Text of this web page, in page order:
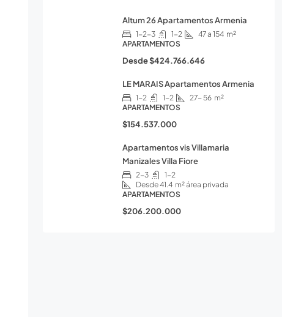
Altum 26 Apartamentos Armenia
1-2-3 1-2 47 a 154 m²
APARTAMENTOS
Desde$424.766.646
LE MARAIS Apartamentos Armenia
1-2 1-2 27- 56 m²
APARTAMENTOS
$154.537.000
Apartamentos vis Villamaria
Manizales Villa Fiore
2-3
1-2
Desde 41.4 m² área privada
APARTAMENTOS
$206.200.000